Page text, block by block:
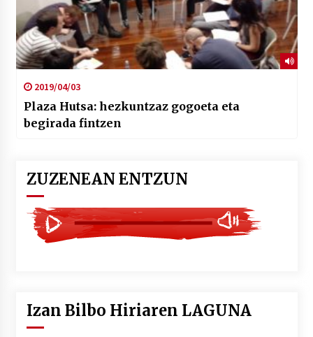
2019/04/03
Plaza Hutsa: hezkuntzaz gogoeta eta
begirada fintzen
ZUZENEAN ENTZUN
Izan Bilbo Hiriaren LAGUNA